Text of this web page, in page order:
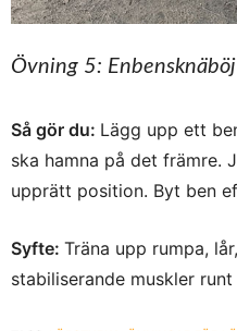
Övning 5:
Så gör du: Lägg upp ett
ska hamna på det främre.
upprätt position. Byt ben
Syfte: Träna upp rumpa,
stabiliserande muskler